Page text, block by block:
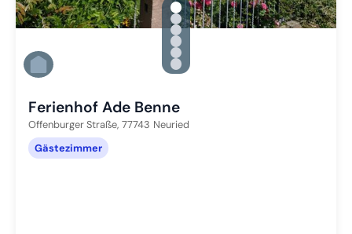
gallery.slide_selector
Zu Slide 1 wechseln
Zu Slide 2 wechseln
Zu Slide 3 wechseln
Zu Slide 4 wechseln
Zu Slide 5 wechseln
Zu Slide 6 wechseln
Ferienhof Ade Benne
Offenburger Straße, 77743 Neuried
Gästezimmer